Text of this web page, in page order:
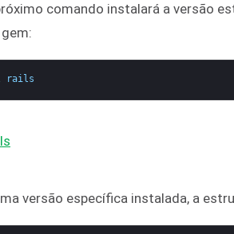
comando instalará a versão
rails
versão específica instalada, a